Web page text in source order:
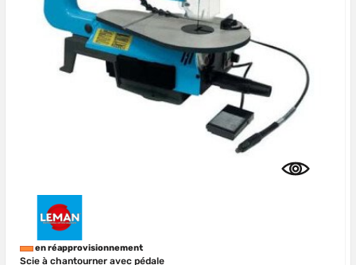
en réapprovisionnement
Scie à chantourner avec pédale